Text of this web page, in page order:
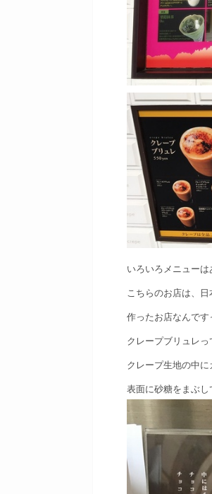
いろいろメニュー
こちらのお店は、
作ったお店なんです
クレープブリュレっ
クレープ生地の中
表面に砂糖をまぶ